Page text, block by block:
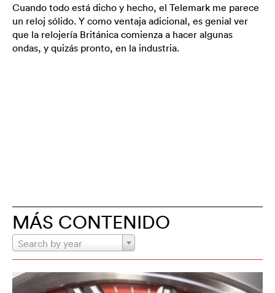
Cuando todo está dicho y hecho, el Telemark me parece
un reloj sólido. Y como ventaja adicional, es genial ver
que la relojería Británica comienza a hacer algunas
ondas, y quizás pronto, en la industria.
MÁS CONTENIDO
Search by year